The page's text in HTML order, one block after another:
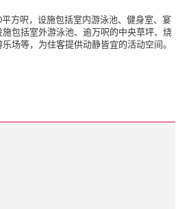
方呎，设施包括室内游泳池、健身室、宴
包括室外游泳池、逾万呎的中央草坪、烧
场等，为住客提供动静皆宜的活动空间。